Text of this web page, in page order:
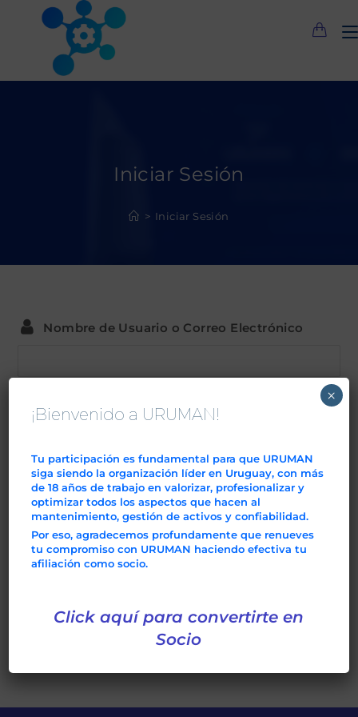
Iniciar Sesión
> Iniciar Sesión
Nombre de Usuario o Correo Electrónico
Mantenerme conectado
Crear Cuenta
¿Has olvidado tu contraseña?
¡Bienvenido a URUMAN!
Tu participación es fundamental para que URUMAN
siga siendo la organización líder en Uruguay, con más
de 18 años de trabajo en valorizar, profesionalizar y
optimizar todos los aspectos que hacen al
mantenimiento, gestión de activos y confiabilidad.
Por eso, agradecemos profundamente que renueves
tu compromiso con URUMAN haciendo efectiva tu
afiliación como socio.
Click aquí para convertirte en
Socio
×